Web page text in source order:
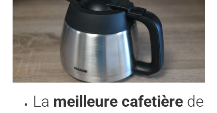
La meilleure cafetière de